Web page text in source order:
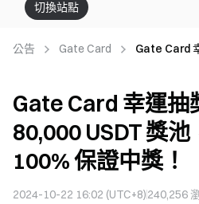
切換站點
公告 Gate Card
Gate Card
Gate Card 幸運抽
80,000 USDT 獎
100% 保證中獎！
2024-10-22 16:02 (UTC+8)240,256